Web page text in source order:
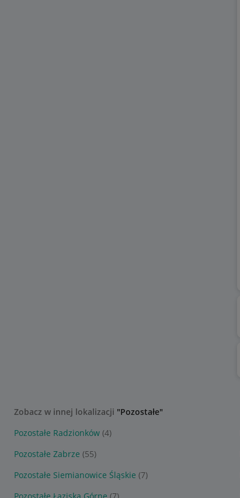
Zobacz w innej lokalizacji "Pozostałe"
Pozostałe Radzionków (4)
Pozostałe Zabrze (55)
Pozostałe Siemianowice Śląskie (7)